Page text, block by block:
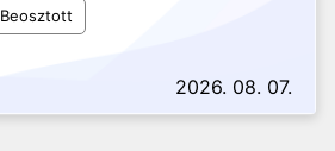
Beosztott
2026. 08. 07.